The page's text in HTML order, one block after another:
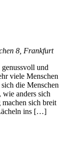
8, Frankfurt
und
viele Menschen
die Menschen
wie anders sich
sich breit
ins […]